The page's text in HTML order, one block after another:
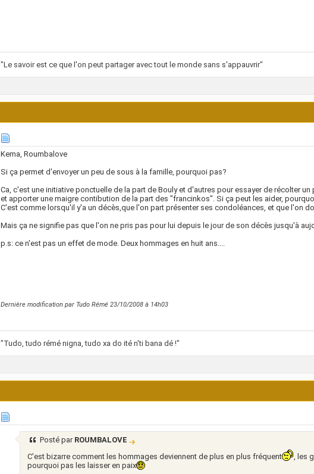
"Le savoir est ce que l'on peut partager avec tout le monde sans s'appauvrir"
Kema, Roumbalove
Si ça permet d'envoyer un peu de sous à la famille, pourquoi pas?
Ca, c'est une initiative ponctuelle de la part de Bouly et d'autres pour essayer de récolter
et apporter une maigre contibution de la part des "francinkos". Si ça peut les aider,
C'est comme lorsqu'il y'a un décès,que l'on part présenter ses condoléances, et que l'on
Mais ça ne signifie pas que l'on ne pris pas pour lui depuis le jour de son décès jusqu'à
p.s: ce n'est pas un effet de mode. Deux hommages en huit ans....
Dernière modification par Tudo Rémé 23/10/2008 à 14h03
"Tudo, tudo rémé nigna, tudo xa do ité n'ti bana dé !"
Posté par ROUMBALOVE
C'est bizarre comment les hommages deviennent de plus en plus fréquent
, les
pourquoi pas les laisser en paix